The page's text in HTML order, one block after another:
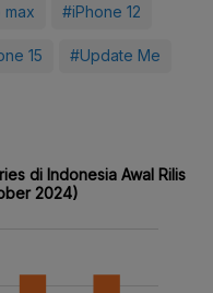
max #iPhone 12
15 #Update Me